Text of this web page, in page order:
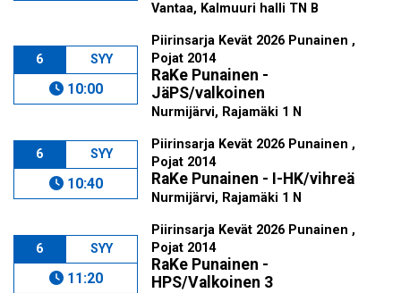
Vantaa, Kalmuuri halli TN B
6 SYY
10:00
Piirinsarja Kevät 2026 Punainen ,
Pojat 2014
RaKe Punainen -
JäPS/valkoinen
Nurmijärvi, Rajamäki 1 N
6 SYY
10:40
Piirinsarja Kevät 2026 Punainen ,
Pojat 2014
RaKe Punainen - I-HK/vihreä
Nurmijärvi, Rajamäki 1 N
6 SYY
11:20
Piirinsarja Kevät 2026 Punainen ,
Pojat 2014
RaKe Punainen -
HPS/Valkoinen 3